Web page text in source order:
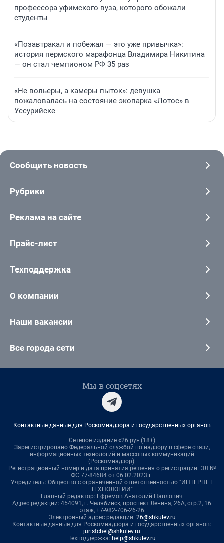
профессора уфимского вуза, которого обожали
студенты
«Позавтракал и побежал — это уже привычка»:
история пермского марафонца Владимира Никитина
— он стал чемпионом РФ 35 раз
«Не вольеры, а камеры пыток»: девушка
пожаловалась на состояние экопарка «Лотос» в
Уссурийске
Сообщить новость
Рубрики
Реклама на сайте
Прайс-лист
Техподдержка
О компании
Наши вакансии
Все города сети
Мы в соцсетях
Контактные данные для Роскомнадзора и государственных органов
Сетевое издание «26.ру» (18+)
Зарегистрировано Федеральной службой по надзору в сфере связи,
информационных технологий и массовых коммуникаций
(Роскомнадзор).
Регистрационный номер и дата принятия решения о регистрации: ЭЛ №
ФС 77-84684 от 06.02.2023 г.
Учредитель: Общество с ограниченной ответственностью "ИНТЕРНЕТ
ТЕХНОЛОГИИ"
Главный редактор: Ефремов Анатолий Павлович
Адрес редакции: 454091, г. Челябинск, проспект Ленина, 26А, стр.2, 16
этаж, +7-982-706-26-26
Электронный адрес редакции: 26@shkulev.ru
Контактные данные для Роскомнадзора и государственных органов:
juristchel@shkulev.ru
Техподдержка: help@shkulev.ru